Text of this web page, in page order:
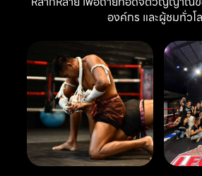
องค์กร และผู้ชมทั่วโ